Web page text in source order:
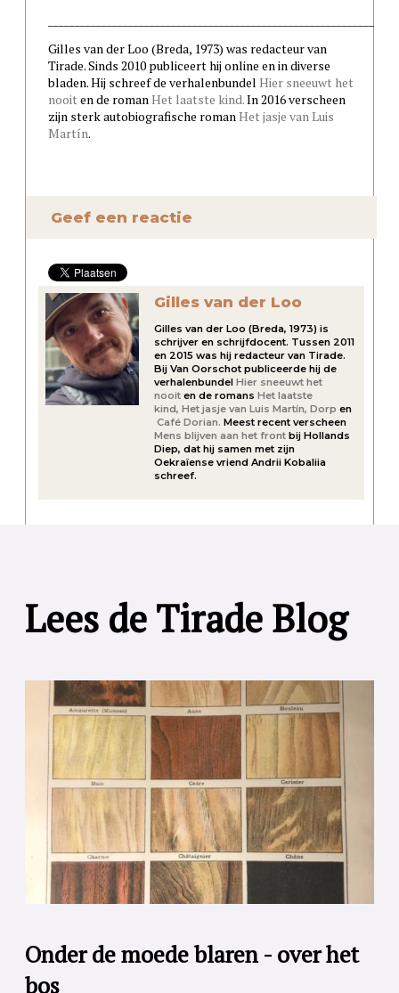
Gilles van der Loo (Breda, 1973) was redacteur van
Tirade. Sinds 2010 publiceert hij online en in diverse
bladen. Hij schreef de verhalenbundel Hier sneeuwt het
nooiten de romanHet laatste kind.In 2016 verscheen
zijn sterk autobiografische romanHet jasje van Luis
Martín.
Geef een reactie
Gilles van der Loo
Gilles van der Loo (Breda, 1973) is
schrijver en schrijfdocent. Tussen 2011
en 2015 was hij redacteur van Tirade.
Bij Van Oorschot publiceerde hij de
verhalenbundelHier sneeuwt het
nooit en de romansHet laatste
kind, Het jasje van Luis Martín, Dorp en
Café Dorian. Meest recent verscheen
Mens blijven aan het front bij Hollands
Diep, dat hij samen met zijn
Oekraïense vriend Andrii Kobaliia
schreef.
Lees de Tirade Blog
Onder de moede blaren - over het
bos